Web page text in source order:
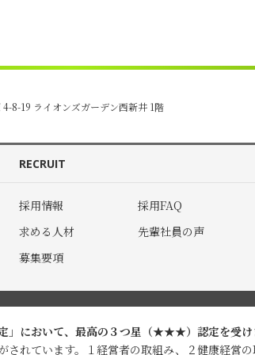
4-8-19 ライオンズガーデン西新井 1階
RECRUIT
採用情報
求める人材
募集要項
採用FAQ
先輩社員の声
」において、最高の３つ星（★★★）認定を受け
されています。１経営者の取組み、２健康経営